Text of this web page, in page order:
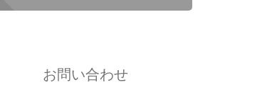
お問い合わせ